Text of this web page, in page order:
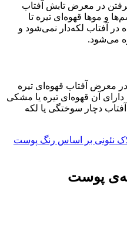
در معرض تابش آفتاب
و موها قهوه‌ای تیره تا
آفتاب لکه‌دار نمی‌شود و
می‌شود.
معرض آفتاب قهوه‌ای تیره
آن قهوه‌ای تیره یا مشکی
دچار سوختگی یا لکه
نئونی بر اساس رنگ پوست
پوست